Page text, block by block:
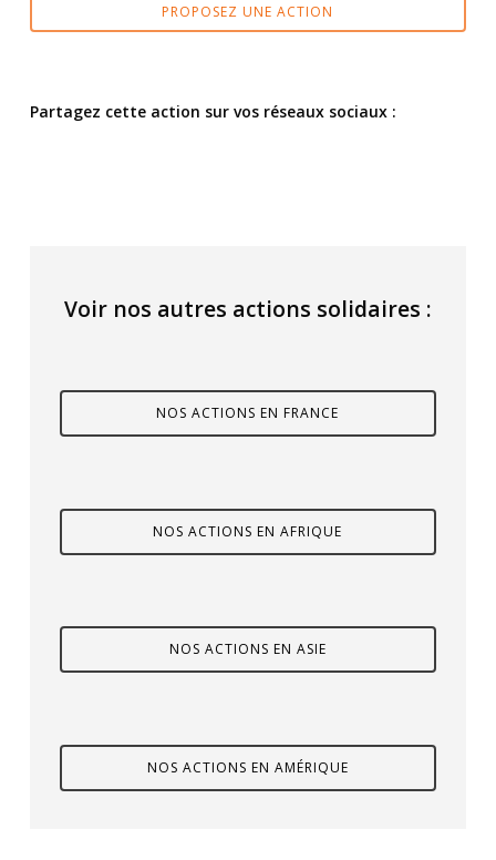
PROPOSEZ UNE ACTION
Partagez cette action sur vos réseaux sociaux :
Voir nos autres actions solidaires :
NOS ACTIONS EN FRANCE
NOS ACTIONS EN AFRIQUE
NOS ACTIONS EN ASIE
NOS ACTIONS EN AMÉRIQUE